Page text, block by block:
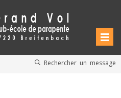
Rechercher un message